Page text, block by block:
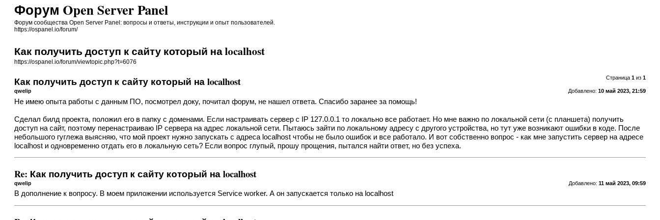
Форум Open Server Panel
Форум сообщества Open Server Panel: вопросы и ответы, инструкции и опыт пользователей.
https://ospanel.io/forum/
Как получить доступ к сайту который на localhost
https://ospanel.io/forum/viewtopic.php?t=6076
Страница 1из 1
Как получить доступ к сайту который на localhost
Добавлено: 10 май 2023, 21:59
qwelip
Не имею опыта работы с данным ПО, посмотрел доку, почитал форум, не нашел ответа. Спасибо заранее за помощь!
Сделал билд проекта, положил его в папку с доменами. Если настраивать сервер с IP 127.0.0.1 то локально все работает. Но мне важно по локальной сети (с планшета) получить
доступ на сайт, поэтому перенастраиваю IP сервера на адрес локальной сети. Пытаюсь зайти по локальному адресу с другого устройства, но тут уже возникают ошибки в коде. После
небольшого гуглежа выясняю, что мой проект нужно запускать с адреса localhost чтобы не было ошибок и все работало. И вот собственно вопрос - как мне запустить сервер на адресе
localhost и одновременно отдать его в локальную сеть? Если вопрос глупый, прошу прощения, пытался найти ответ, но без успеха.
Re: Как получить доступ к сайту который на localhost
Добавлено: 11 май 2023, 09:59
qwelip
В дополнение к вопросу. В моем приложении используется Service worker. А он запускается только на localhost